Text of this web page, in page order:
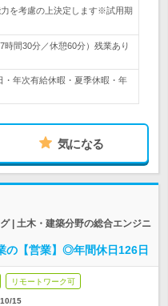
を考慮の上決定します※試用期
間30分／休憩60分）残業あり
・年次有給休暇・夏季休暇・年
気になる
| 土木・建築分野の総合エンジニ
の【営業】◎年間休日126日
リモートワーク可
15